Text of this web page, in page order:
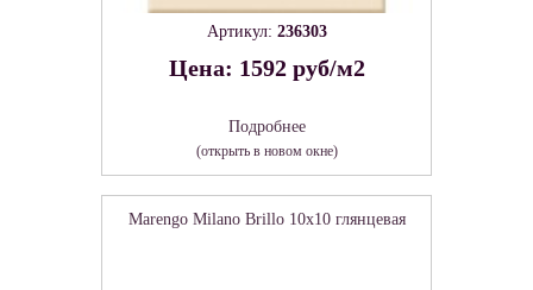
Артикул: 236303
Цена: 1592 руб/м2
Подробнее
(открыть в новом окне)
Marengo Milano Brillo 10x10 глянцевая